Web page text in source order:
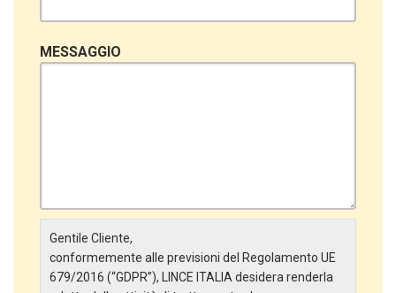
MESSAGGIO
Gentile Cliente,
conformemente alle previsioni del Regolamento UE
679/2016 (“GDPR”), LINCE ITALIA desidera renderla